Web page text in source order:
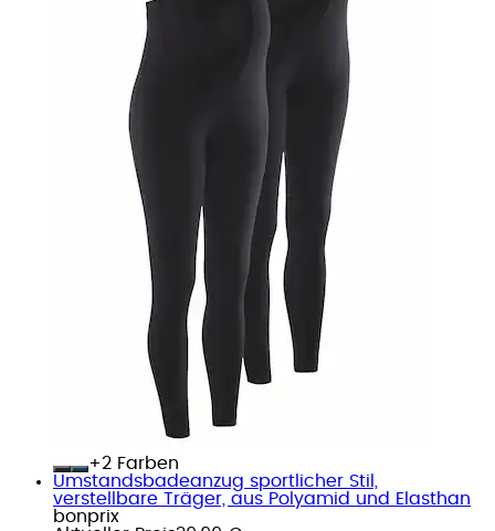
+
Farben
Umstandsbadeanzug sportlicher Stil,
verstellbare Träger, aus Polyamid und Elasthan
bonprix